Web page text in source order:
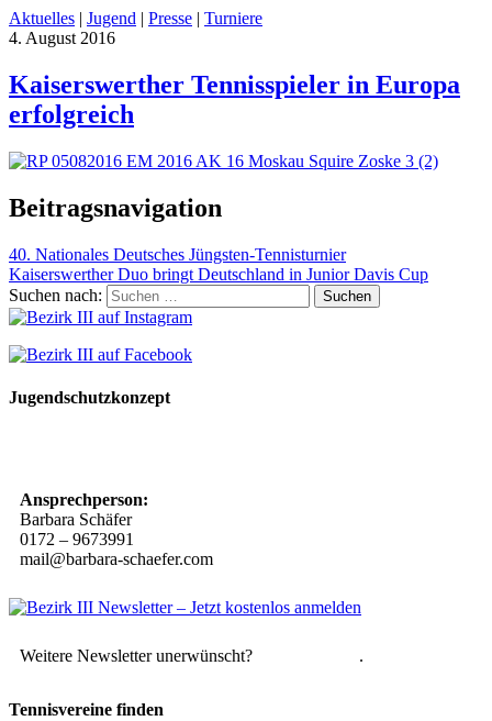
Aktuelles | Jugend | Presse | Turniere
4. August 2016
Kaiserswerther Tennisspieler in Europa
erfolgreich
Beitragsnavigation
40. Nationales Deutsches Jüngsten-Tennisturnier
Kaiserswerther Duo bringt Deutschland in Junior Davis Cup
Suchen nach:
Jugendschutzkonzept
Ansprechperson:
Barbara Schäfer
0172 – 9673991
mail@barbara-schaefer.com
Weitere Newsletter unerwünscht? .
Tennisvereine finden